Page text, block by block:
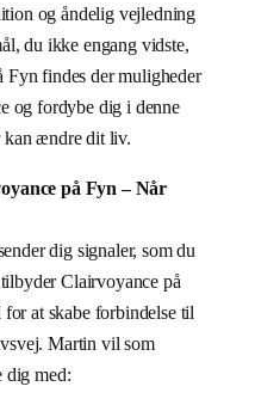
og åndelig vejledning
du ikke engang vidste,
Fyn findes der muligheder
og fordybe dig i denne
kan ændre dit liv.
på Fyn – Når
dig signaler, som du
Clairvoyance på
at skabe forbindelse til
Martin vil som
dig med: